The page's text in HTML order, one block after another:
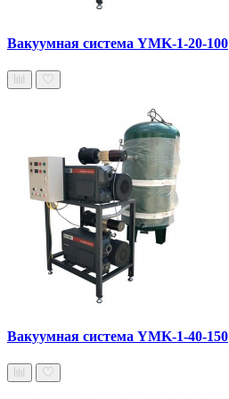
Вакуумная система YMK-1-20-100
Вакуумная система YMK-1-40-150